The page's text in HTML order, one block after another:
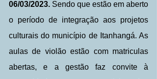
06/03/2023. Sendo que estão em aberto
o período de integração aos projetos
culturais do município de Itanhangá. As
aulas de violão estão com matriculas
abertas, e a gestão faz convite à